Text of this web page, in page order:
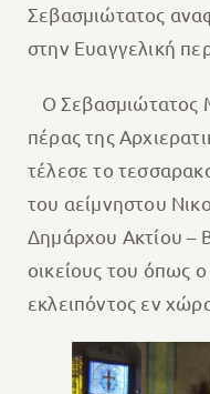
Σεβασμιώτατος
στην Ευαγγελική
Ο Σεβασμιώτατος
πέρας της
τέλεσε το
του αείμνηστου
Δημάρχου Ακτίου –
οικείους του όπως
εκλειπόντος εν